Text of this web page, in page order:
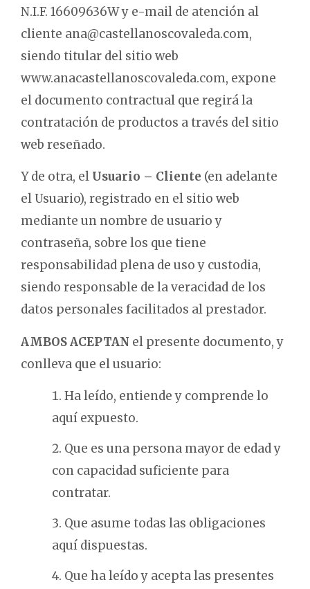
N.I.F. 16609636W y e-mail de atención al
cliente ana@castellanoscovaleda.com,
siendo titular del sitio web
www.anacastellanoscovaleda.com, expone
el documento contractual que regirá la
contratación de productos a través del sitio
web reseñado.
Y de otra, el Usuario – Cliente (en adelante
el Usuario), registrado en el sitio web
mediante un nombre de usuario y
contraseña, sobre los que tiene
responsabilidad plena de uso y custodia,
siendo responsable de la veracidad de los
datos personales facilitados al prestador.
AMBOS ACEPTAN el presente documento, y
conlleva que el usuario:
Ha leído, entiende y comprende lo
aquí expuesto.
Que es una persona mayor de edad y
con capacidad suficiente para
contratar.
Que asume todas las obligaciones
aquí dispuestas.
Que ha leído y acepta las presentes